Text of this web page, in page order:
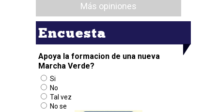
Más opiniones
Encuesta
Apoya la formacion de una nueva
Marcha Verde?
Si
No
Tal vez
No se